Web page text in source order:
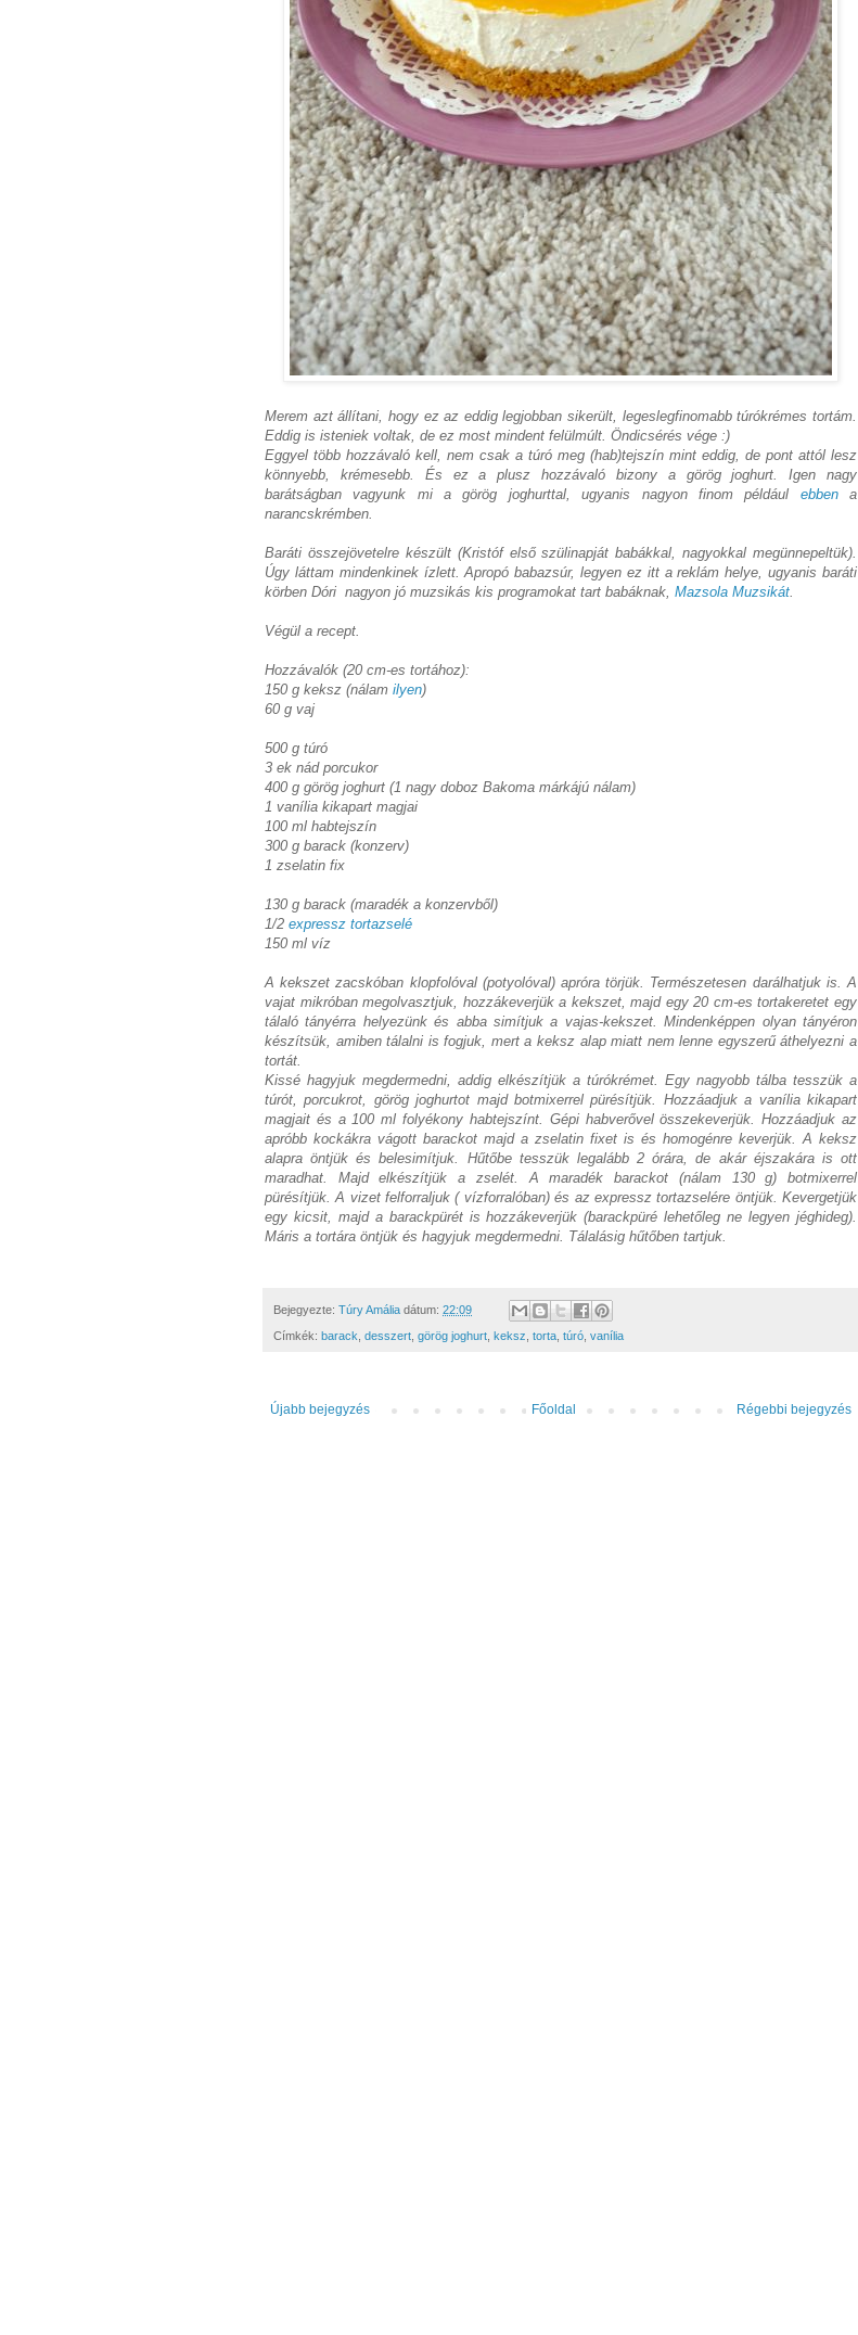
Merem azt állítani, hogy ez az eddig legjobban sikerült, legeslegfinomabb túrókrémes tortám.
Eddig is isteniek voltak, de ez most mindent felülmúlt. Öndicsérés vége :)
Eggyel több hozzávaló kell, nem csak a túró meg (hab)tejszín mint eddig, de pont attól lesz
könnyebb, krémesebb. És ez a plusz hozzávaló bizony a görög joghurt. Igen nagy
barátságban vagyunk mi a görög joghurttal, ugyanis nagyon finom például ebbena
narancskrémben.
Baráti összejövetelre készült (Kristóf első szülinapját babákkal, nagyokkal megünnepeltük).
Úgy láttam mindenkinek ízlett. Apropó babazsúr, legyen ez itt a reklám helye, ugyanis baráti
körben Dóri nagyon jó muzsikás kis programokat tart babáknak, Mazsola Muzsikát.
Végül a recept.
Hozzávalók (20 cm-es tortához):
150 g keksz (nálam ilyen)
60 g vaj
500 g túró
3 ek nád porcukor
400 g görög joghurt (1 nagy doboz Bakoma márkájú nálam)
1 vanília kikapart magjai
100 ml habtejszín
300 g barack (konzerv)
1 zselatin fix
130 g barack (maradék a konzervből)
1/2 expressz tortazselé
150 ml víz
A kekszet zacskóban klopfolóval (potyolóval) apróra törjük. Természetesen darálhatjuk is. A
vajat mikróban megolvasztjuk, hozzákeverjük a kekszet, majd egy 20 cm-es tortakeretet egy
tálaló tányérra helyezünk és abba simítjuk a vajas-kekszet. Mindenképpen olyan tányéron
készítsük, amiben tálalni is fogjuk, mert a keksz alap miatt nem lenne egyszerű áthelyezni a
tortát.
Kissé hagyjuk megdermedni, addig elkészítjük a túrókrémet. Egy nagyobb tálba tesszük a
túrót, porcukrot, görög joghurtot majd botmixerrel pürésítjük. Hozzáadjuk a vanília kikapart
magjait és a 100 ml folyékony habtejszínt. Gépi habverővel összekeverjük. Hozzáadjuk az
apróbb kockákra vágott barackot majd a zselatin fixet is és homogénre keverjük. A keksz
alapra öntjük és belesimítjuk. Hűtőbe tesszük legalább 2 órára, de akár éjszakára is ott
maradhat. Majd elkészítjük a zselét. A maradék barackot (nálam 130 g) botmixerrel
pürésítjük. A vizet felforraljuk ( vízforralóban) és az expressz tortazselére öntjük. Kevergetjük
egy kicsit, majd a barackpürét is hozzákeverjük (barackpüré lehetőleg ne legyen jéghideg).
Máris a tortára öntjük és hagyjuk megdermedni. Tálalásig hűtőben tartjuk.
Bejegyezte: Túry Amália dátum: 22:09
Címkék: barack desszert görög joghurt keksz torta túró vanília
Újabb bejegyzés Régebbi bejegyzés
Főoldal